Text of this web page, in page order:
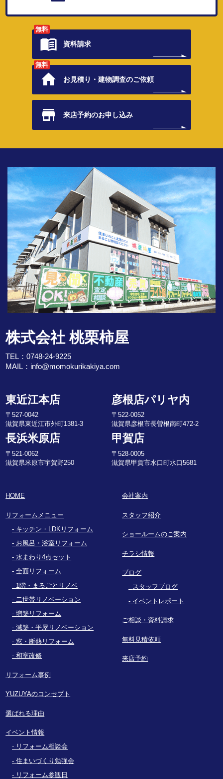
無料
資料請求
無料
お見積り・建物調査のご依頼
来店予約のお申し込み
株式会社 桃栗柿屋
TEL：0748-24-9225
MAIL： info@momokurikakiya.com
東近江本店
〒527-0042
滋賀県東近江市外町1381-3
彦根店パリヤ内
〒522-0052
滋賀県彦根市長曽根南町472-2
長浜米原店
〒521-0062
滋賀県米原市宇賀野250
甲賀店
〒528-0005
滋賀県甲賀市水口町水口5681
HOME
リフォームメニュー
キッチン・LDKリフォーム
お風呂・浴室リフォーム
水まわり4点セット
全面リフォーム
1階・まるごとリノベ
二世帯リノベーション
増築リフォーム
減築・平屋リノベーション
窓・断熱リフォーム
和室改修
リフォーム事例
YUZUYAのコンセプト
選ばれる理由
イベント情報
リフォーム相談会
住まいづくり勉強会
リフォーム参観日
会社案内
スタッフ紹介
ショールームのご案内
チラシ情報
ブログ
スタッフブログ
イベントレポート
ご相談・資料請求
無料見積依頼
来店予約